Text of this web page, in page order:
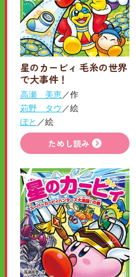
星のカービィ 毛糸の世界
で大事件！
高瀬 美恵／作
苅野 タウ ／絵
ぽと ／絵
ためし読み